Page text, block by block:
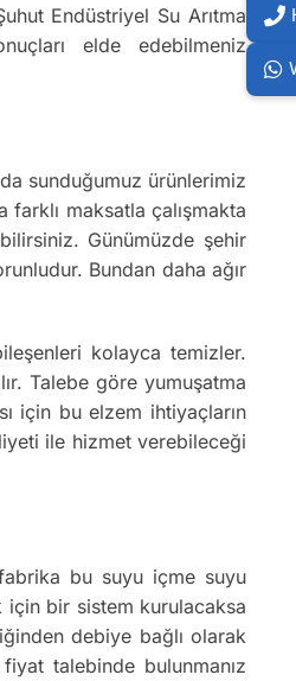
Endüstriyel Su Arıtma
elde edebilmeniz
sunduğumuz ürünlerimiz
maksatla çalışmakta
Günümüzde şehir
Bundan daha ağır
kolayca temizler.
Talebe göre yumuşatma
için bu elzem ihtiyaçların
ile hizmet verebileceği
bu suyu içme suyu
için bir sistem kurulacaksa
debiye bağlı olarak
talebinde bulunmanız